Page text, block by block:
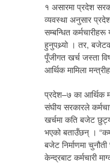
१ असारमा प्रदेश
व्यवस्था अनुसार
सम्बन्धित
हुनुपथ्र्यो । तर,
पूँजीगत खर्च जस्ता
आर्थिक मामिला
प्रदेश–७ का आर्थिक
संघीय सरकारले
खर्चमा कति बजेट
भएको बताउँछन् ।
बजेट निर्माणमा
केन्द्रबाट कर्मचारी